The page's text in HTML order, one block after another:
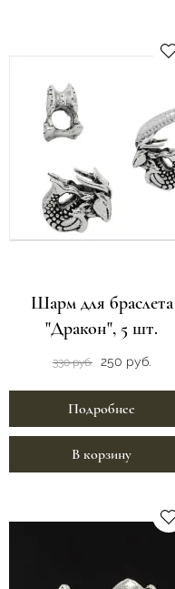
Шарм для браслета
"Дракон", 5 шт.
330 руб. 250 руб.
Подробнее
В корзину